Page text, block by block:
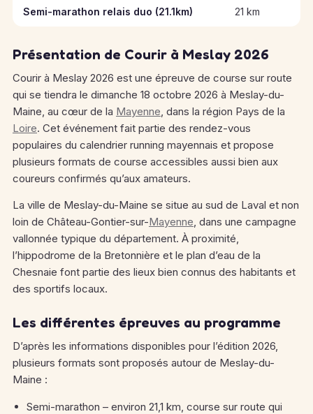
Semi-marathon relais duo (21.1km) 21 km
Présentation de Courir à Meslay 2026
Courir à Meslay 2026 est une épreuve de course sur route
qui se tiendra le dimanche 18 octobre 2026 à Meslay-du-
Maine, au cœur de la Mayenne, dans la région Pays de la
Loire. Cet événement fait partie des rendez-vous
populaires du calendrier running mayennais et propose
plusieurs formats de course accessibles aussi bien aux
coureurs confirmés qu’aux amateurs.
La ville de Meslay-du-Maine se situe au sud de Laval et non
loin de Château-Gontier-sur-Mayenne, dans une campagne
vallonnée typique du département. À proximité,
l’hippodrome de la Bretonnière et le plan d’eau de la
Chesnaie font partie des lieux bien connus des habitants et
des sportifs locaux.
Les différentes épreuves au programme
D’après les informations disponibles pour l’édition 2026,
plusieurs formats sont proposés autour de Meslay-du-
Maine :
Semi-marathon – environ 21,1 km, course sur route qui